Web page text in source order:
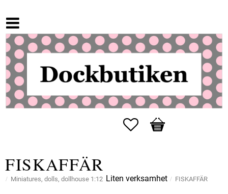
Favorites
Basket
FISKAFFÄR
Miniatures, dolls, dollhouse 1:12 Liten verksamhet FISKAFFÄR